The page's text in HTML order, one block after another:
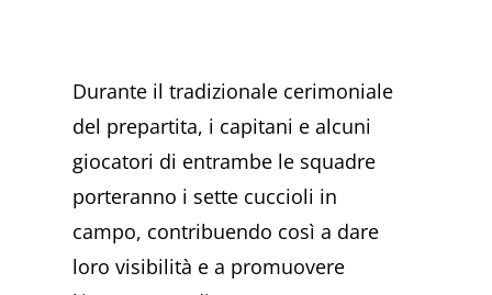
Durante il tradizionale cerimoniale
del prepartita, i capitani e alcuni
giocatori di entrambe le squadre
porteranno i sette cuccioli in
campo, contribuendo così a dare
loro visibilità e a promuovere